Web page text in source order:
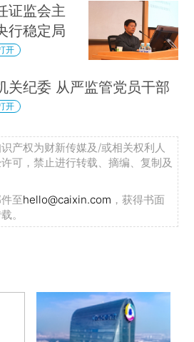
证监会主
行稳定局
开
关纪委 从严监管党员干部
开
产权为财新传媒及/或相关权利人
可，禁止进行转载、摘编、复制及
至hello@caixin.com ，获得书面
。